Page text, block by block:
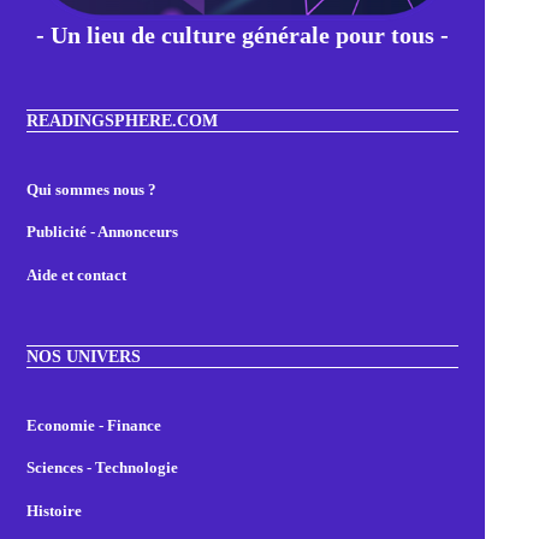
- Un lieu de culture générale pour tous -
READINGSPHERE.COM
Qui sommes nous ?
Publicité - Annonceurs
Aide et contact
NOS UNIVERS
Economie - Finance
Sciences - Technologie
Histoire